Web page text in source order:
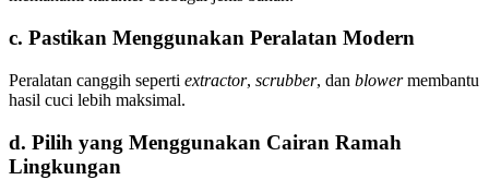
c. Pastikan Menggunakan Peralatan Modern
Peralatan canggih seperti extractor, scrubber, dan blowermembantu
hasil cuci lebih maksimal.
d. Pilih yang Menggunakan Cairan Ramah
Lingkungan